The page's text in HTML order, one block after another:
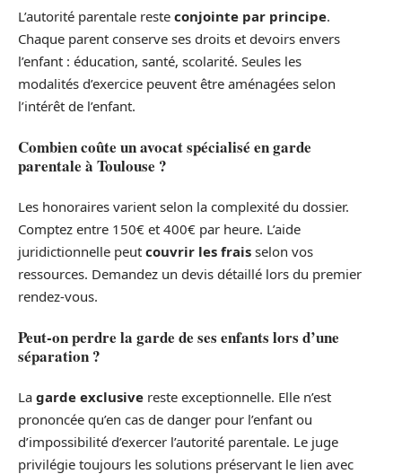
L’autorité parentale reste conjointe par principe.
Chaque parent conserve ses droits et devoirs envers
l’enfant : éducation, santé, scolarité. Seules les
modalités d’exercice peuvent être aménagées selon
l’intérêt de l’enfant.
Combien coûte un avocat spécialisé en garde
parentale à Toulouse ?
Les honoraires varient selon la complexité du dossier.
Comptez entre 150€ et 400€ par heure. L’aide
juridictionnelle peut couvrir les frais selon vos
ressources. Demandez un devis détaillé lors du premier
rendez-vous.
Peut-on perdre la garde de ses enfants lors d’une
séparation ?
La garde exclusive reste exceptionnelle. Elle n’est
prononcée qu’en cas de danger pour l’enfant ou
d’impossibilité d’exercer l’autorité parentale. Le juge
privilégie toujours les solutions préservant le lien avec